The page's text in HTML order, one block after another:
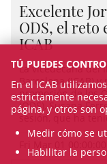
Excelente
ODS, el reto
ICAB
La vicedecana del
Barcelona (ICAB)
promoción de los
(ODS), Susana
sesión, que ha
TÚ PUEDES
En el ICAB
estrictamente
página, y otros son
Medir cómo se
Habilitar la